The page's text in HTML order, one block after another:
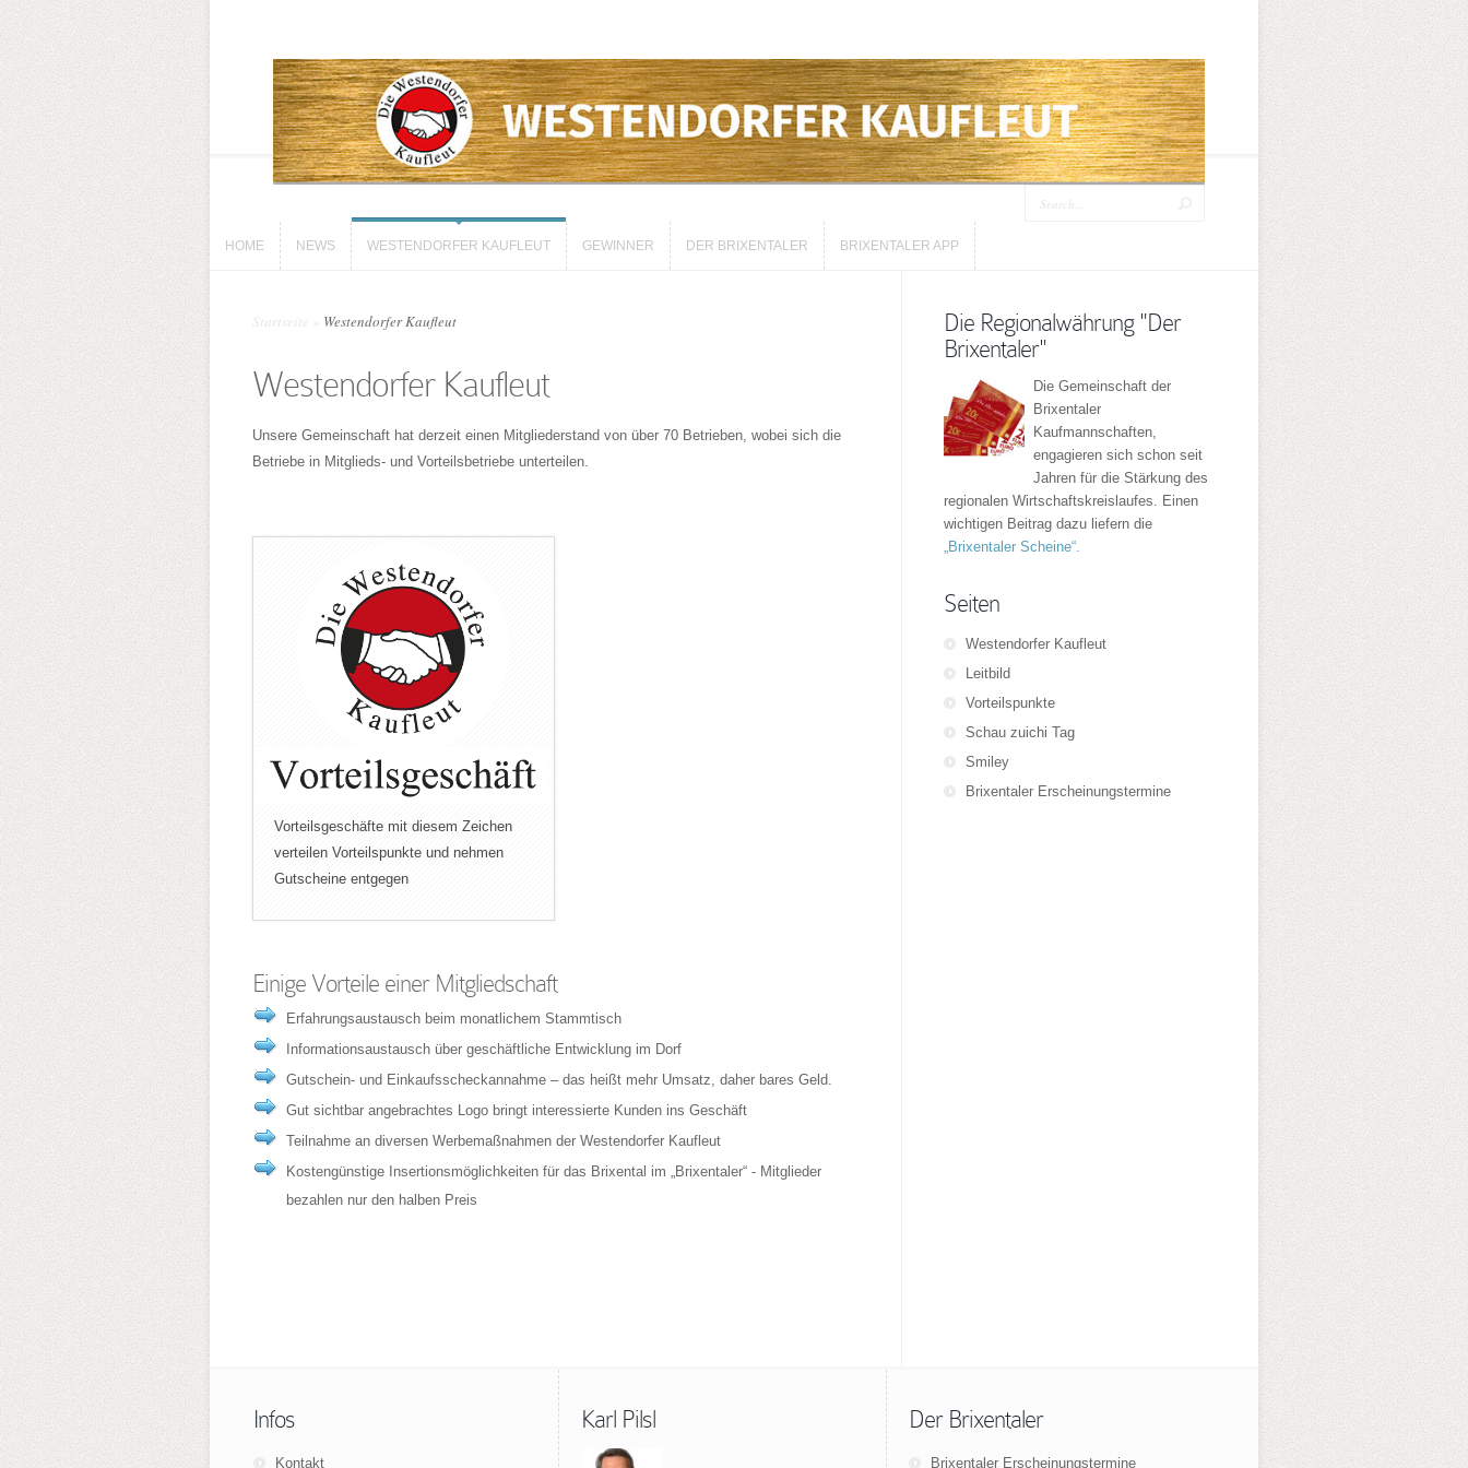
HOME NEWS WESTENDORFER KAUFLEUT GEWINNER DER BRIXENTALER BRIXENTALER APP
Startseite Westendorfer Kaufleut
Westendorfer Kaufleut
Unsere Gemeinschaft hat derzeit einen Mitgliederstand von über 70 Betrieben, wobei sich die
Betriebe in Mitglieds- und Vorteilsbetriebe unterteilen.
Vorteilsgeschäfte mit diesem Zeichen
verteilen Vorteilspunkte und nehmen
Gutscheine entgegen
Einige Vorteile einer Mitgliedschaft
Erfahrungsaustausch beim monatlichem Stammtisch
Informationsaustausch über geschäftliche Entwicklung im Dorf
Gutschein- und Einkaufsscheckannahme – das heißt mehr Umsatz, daher bares Geld.
Gut sichtbar angebrachtes Logo bringt interessierte Kunden ins Geschäft
Teilnahme an diversen Werbemaßnahmen der Westendorfer Kaufleut
Kostengünstige Insertionsmöglichkeiten für das Brixental im „Brixentaler“ - Mitglieder
bezahlen nur den halben Preis
Die Regionalwährung "Der
Brixentaler"
Die Gemeinschaft der
Brixentaler
Kaufmannschaften,
engagieren sich schon seit
Jahren für die Stärkung des
regionalen Wirtschaftskreislaufes. Einen
wichtigen Beitrag dazu liefern die
„Brixentaler Scheine“.
Seiten
Westendorfer Kaufleut
Leitbild
Vorteilspunkte
Schau zuichi Tag
Smiley
Brixentaler Erscheinungstermine
Infos
Kontakt
Karl Pilsl Der Brixentaler
Brixentaler Erscheinungstermine